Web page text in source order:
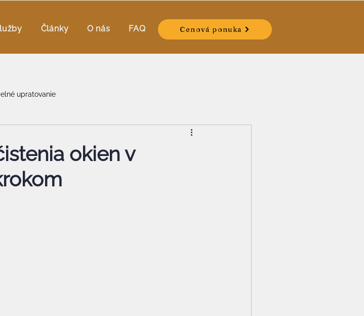
Články O nás FAQ Cenová ponuka
upratovanie
okien v